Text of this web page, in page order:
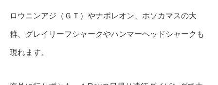
ロウニンアジ（ＧＴ）やナポレオン、ホソカマスの大
群、グレイリーフシャークやハンマーヘッドシャークも
現れます。